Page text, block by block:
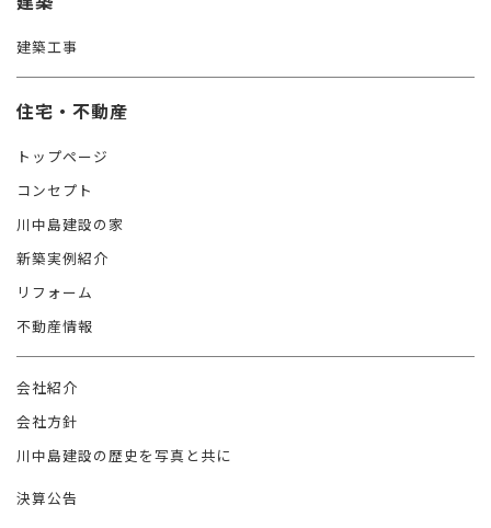
建築工事
住宅・不動産
トップページ
コンセプト
川中島建設の家
新築実例紹介
リフォーム
不動産情報
会社紹介
会社方針
川中島建設の歴史を写真と共に
決算公告